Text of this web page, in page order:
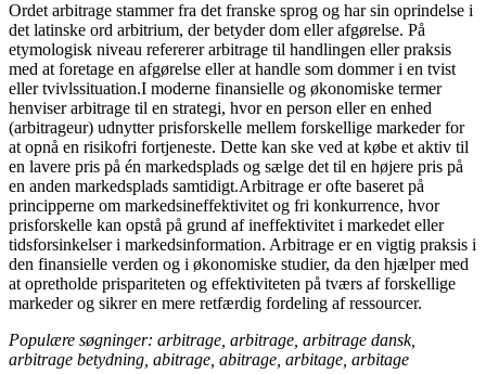
Ordet arbitrage stammer fra det franske sprog og har sin oprindelse i
det latinske ord arbitrium, der betyder dom eller afgørelse. På
etymologisk niveau refererer arbitrage til handlingen eller praksis
med at foretage en afgørelse eller at handle som dommer i en tvist
eller tvivlssituation.I moderne finansielle og økonomiske termer
henviser arbitrage til en strategi, hvor en person eller en enhed
(arbitrageur) udnytter prisforskelle mellem forskellige markeder for
at opnå en risikofri fortjeneste. Dette kan ske ved at købe et aktiv til
en lavere pris på én markedsplads og sælge det til en højere pris på
en anden markedsplads samtidigt.Arbitrage er ofte baseret på
principperne om markedsineffektivitet og fri konkurrence, hvor
prisforskelle kan opstå på grund af ineffektivitet i markedet eller
tidsforsinkelser i markedsinformation. Arbitrage er en vigtig praksis i
den finansielle verden og i økonomiske studier, da den hjælper med
at opretholde prispariteten og effektiviteten på tværs af forskellige
markeder og sikrer en mere retfærdig fordeling af ressourcer.
Populære søgninger: arbitrage, arbitrage, arbitrage dansk,
arbitrage betydning, abitrage, abitrage, arbitage, arbitage